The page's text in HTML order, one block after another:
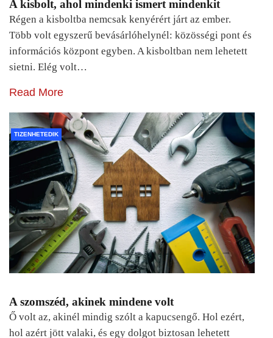
A kisbolt, ahol mindenki ismert mindenkit
Régen a kisboltba nemcsak kenyérért járt az ember.
Több volt egyszerű bevásárlóhelynél: közösségi pont és
információs központ egyben. A kisboltban nem lehetett
sietni. Elég volt…
Read More
TIZENHETEDIK
A szomszéd, akinek mindene volt
Ő volt az, akinél mindig szólt a kapucsengő. Hol ezért,
hol azért jött valaki, és egy dolgot biztosan lehetett